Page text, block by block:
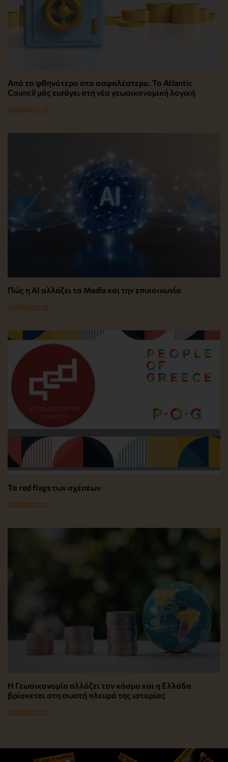
Από το φθηνότερο στο ασφαλέστερο. Το Atlantic
Council μάς εισάγει στη νέα γεωοικονομική λογική
Διαβάστε το
Πώς η AI αλλάζει τα Media και την επικοινωνία
Διαβάστε το
Τα red flags των σχέσεων
Διαβάστε το
Η Γεωοικονομία αλλάζει τον κόσμο και η Ελλάδα
βρίσκεται στη σωστή πλευρά της ιστορίας
Διαβάστε το